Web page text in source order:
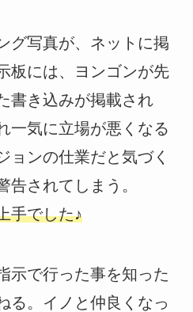
グ写真が、ネットに掲
板には、ヨンゴンが先
書き込みが掲載され
一気に立場が悪くなる
ョンの仕業だと気づく
告されてしまう。
手でした♪
示で行った事を知った
る。イノと仲良くなっ